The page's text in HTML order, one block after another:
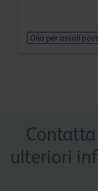
Olio per assali
ulteriori